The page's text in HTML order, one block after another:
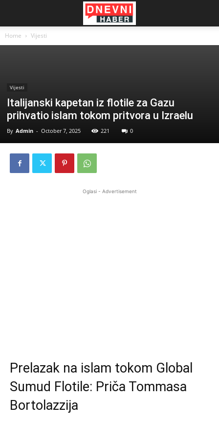
Home Vijesti
Vijesti
Italijanski kapetan iz flotile za Gazu
prihvatio islam tokom pritvora u Izraelu
By Admin - October 7, 2025 221 0
Oglasi - Advertisement
Prelazak na islam tokom Global
Sumud Flotile: Priča Tommasa
Bortolazzija